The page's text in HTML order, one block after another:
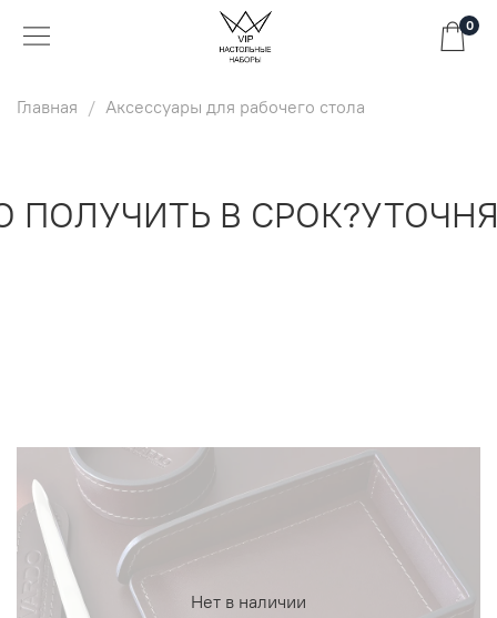
0
Главная Аксессуары для рабочего стола
В СРОК?
Нет в наличии